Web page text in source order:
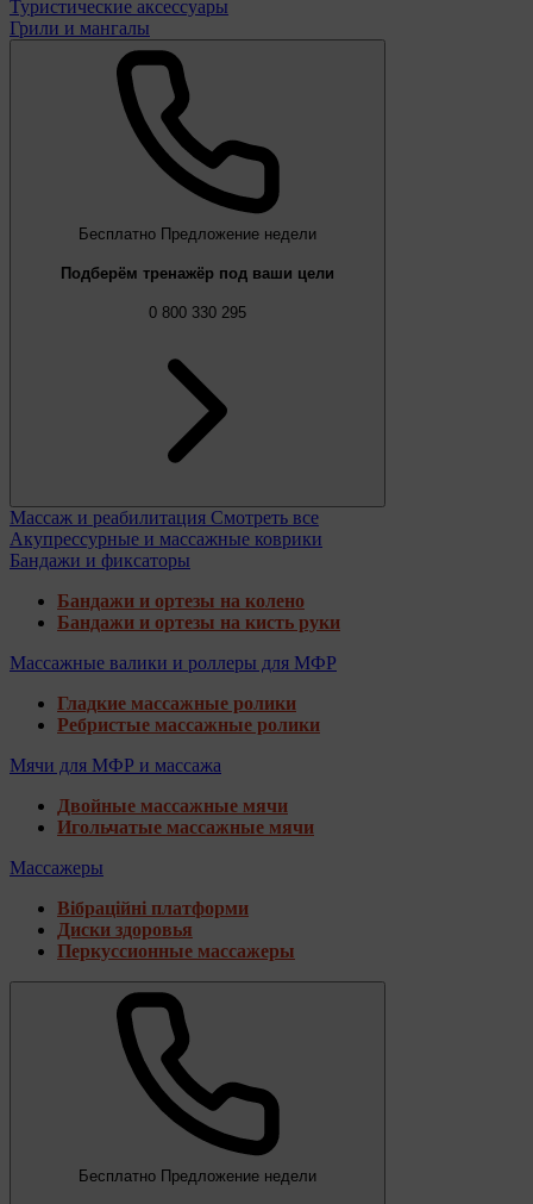
Туристические аксессуары
Грили и мангалы
Бесплатно Предложение недели
Подберём тренажёр под ваши цели
0 800 330 295
Массаж и реабилитация Смотреть все
Акупрессурные и массажные коврики
Бандажи и фиксаторы
Бандажи и ортезы на колено
Бандажи и ортезы на кисть руки
Массажные валики и роллеры для МФР
Гладкие массажные ролики
Ребристые массажные ролики
Мячи для МФР и массажа
Двойные массажные мячи
Игольчатые массажные мячи
Массажеры
Вібраційні платформи
Диски здоровья
Перкуссионные массажеры
Бесплатно Предложение недели